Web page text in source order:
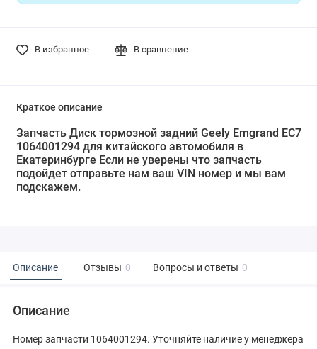
В избранное В сравнение
Краткое описание
Запчасть Диск тормозной задний Geely Emgrand EC7
1064001294 для китайского автомобиля в
Екатеринбурге Если не уверены что запчасть
подойдет отправьте нам ваш VIN номер и мы вам
подскажем.
Описание Отзывы 0 Вопросы и ответы 0
Описание
Номер запчасти 1064001294. Уточняйте наличие у менеджера